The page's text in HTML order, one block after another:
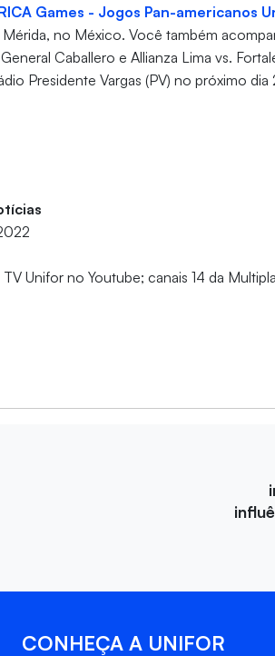
Games - Jogos Pan-americanos
no México. Você também
Caballero e Allianza Lima vs.
Presidente Vargas (PV) no próximo
Unifor no Youtube; canais 14 da
CONHEÇA A UNIFOR